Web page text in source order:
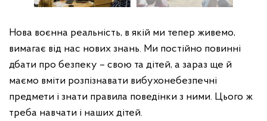
Нова воєнна реальність, в якій ми тепер живемо,
вимагає від нас нових знань. Ми постійно повинні
дбати про безпеку – свою та дітей, а зараз ще й
маємо вміти розпізнавати вибухонебезпечні
предмети і знати правила поведінки з ними. Цього ж
треба навчати і наших дітей.